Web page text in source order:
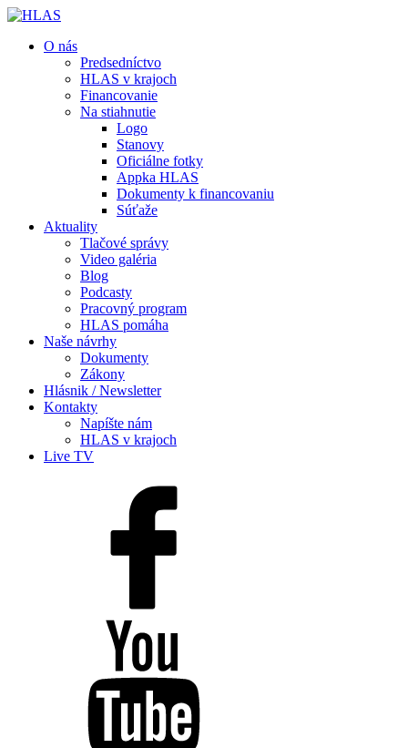
O nás
Predsedníctvo
HLAS v krajoch
Financovanie
Na stiahnutie
Logo
Stanovy
Oficiálne fotky
Appka HLAS
Dokumenty k financovaniu
Súťaže
Aktuality
Tlačové správy
Video galéria
Blog
Podcasty
Pracovný program
HLAS pomáha
Naše návrhy
Dokumenty
Zákony
Hlásnik / Newsletter
Kontakty
Napíšte nám
HLAS v krajoch
Live TV